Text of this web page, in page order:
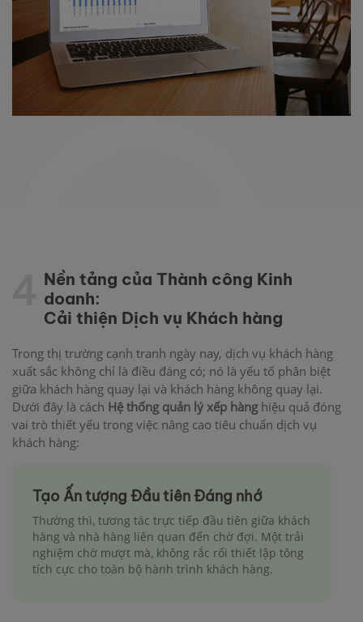
Nền tảng của Thành công Kinh
doanh:
Cải thiện Dịch vụ Khách hàng
Trong thị trường cạnh tranh ngày nay, dịch vụ khách hàng
xuất sắc không chỉ là điều đáng có; nó là yếu tố phân biệt
giữa khách hàng quay lại và khách hàng không quay lại.
Dưới đây là cách Hệ thống quản lý xếp hànghiệu quả đóng
vai trò thiết yếu trong việc nâng cao tiêu chuẩn dịch vụ
khách hàng:
Tạo Ấn tượng Đầu tiên Đáng nhớ
Thường thì, tương tác trực tiếp đầu tiên giữa khách
hàng và nhà hàng liên quan đến chờ đợi. Một trải
nghiệm chờ mượt mà, không rắc rối thiết lập tông
tích cực cho toàn bộ hành trình khách hàng.